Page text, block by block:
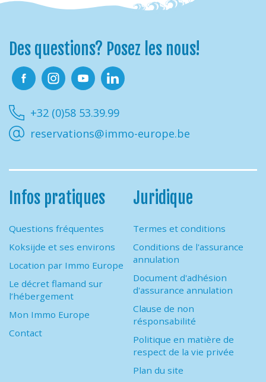
Des questions? Posez les nous!
+32 (0)58 53.39.99
reservations@immo-europe.be
Infos pratiques
Questions fréquentes
Koksijde et ses environs
Location par Immo Europe
Le décret flamand sur
l’hébergement
Mon Immo Europe
Contact
Juridique
Termes et conditions
Conditions de l'assurance
annulation
Document d'adhésion
d'assurance annulation
Clause de non
résponsabilité
Politique en matière de
respect de la vie privée
Plan du site